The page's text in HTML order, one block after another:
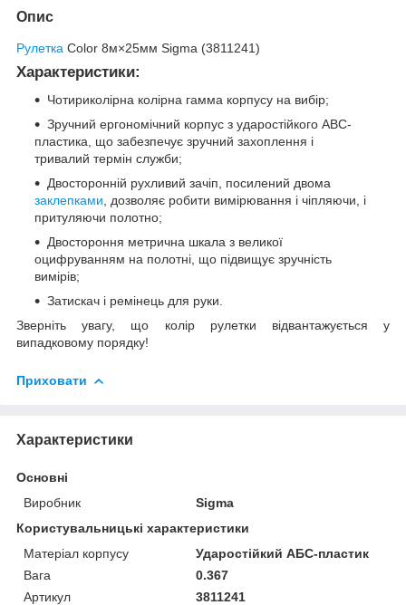
Опис
Рулетка Color 8м×25мм Sigma (3811241)
Характеристики:
Чотириколірна колірна гамма корпусу на вибір;
Зручний ергономічний корпус з ударостійкого АВС-
пластика, що забезпечує зручний захоплення і
тривалий термін служби;
Двосторонній рухливий зачіп, посилений двома
заклепками , дозволяє робити вимірювання і чіпляючи, і
притуляючи полотно;
Двостороння метрична шкала з великої
оцифруванням на полотні, що підвищує зручність
вимірів;
Затискач і ремінець для руки.
Зверніть увагу, що колір рулетки відвантажується у
випадковому порядку!
Приховати
Характеристики
Основні
Виробник
Sigma
Користувальницькі характеристики
Матеріал корпусу
Ударостійкий АБС-пластик
Вага
0.367
Артикул
3811241